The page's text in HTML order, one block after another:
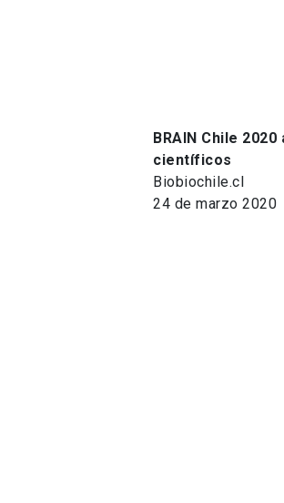
BRAIN Chile
científicos
Biobiochile.cl
24 de marzo 2020